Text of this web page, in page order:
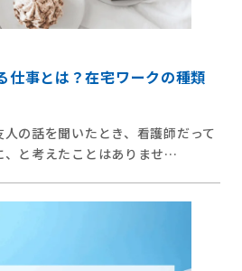
仕事とは？在宅ワークの種類
の話を聞いたとき、看護師だって
、と考えたことはありませ…